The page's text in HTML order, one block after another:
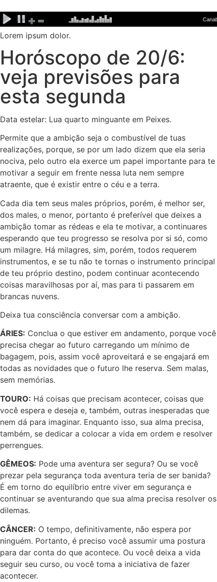
para
o
conteúdo
Lorem ipsum dolor.
Horóscopo de 20/6:
veja previsões para
esta segunda
Data estelar: Lua quarto minguante em Peixes.
Permite que a ambição seja o combustível de tuas
realizações, porque, se por um lado dizem que ela seria
nociva, pelo outro ela exerce um papel importante para te
motivar a seguir em frente nessa luta nem sempre
atraente, que é existir entre o céu e a terra.
Cada dia tem seus males próprios, porém, é melhor ser,
dos males, o menor, portanto é preferível que deixes a
ambição tomar as rédeas e ela te motivar, a continuares
esperando que teu progresso se resolva por si só, como
um milagre. Há milagres, sim, porém, todos requerem
instrumentos, e se tu não te tornas o instrumento principal
de teu próprio destino, podem continuar acontecendo
coisas maravilhosas por aí, mas para ti passarem em
brancas nuvens.
Deixa tua consciência conversar com a ambição.
ÁRIES: Conclua o que estiver em andamento, porque você
precisa chegar ao futuro carregando um mínimo de
bagagem, pois, assim você aproveitará e se engajará em
todas as novidades que o futuro lhe reserva. Sem malas,
sem memórias.
TOURO: Há coisas que precisam acontecer, coisas que
você espera e deseja e, também, outras inesperadas que
nem dá para imaginar. Enquanto isso, sua alma precisa,
também, se dedicar a colocar a vida em ordem e resolver
perrengues.
GÊMEOS: Pode uma aventura ser segura? Ou se você
prezar pela segurança toda aventura teria de ser banida?
É em torno do equilíbrio entre viver em segurança e
continuar se aventurando que sua alma precisa resolver os
dilemas.
CÂNCER: O tempo, definitivamente, não espera por
ninguém. Portanto, é preciso você assumir uma postura
para dar conta do que acontece. Ou você deixa a vida
seguir seu curso, ou você toma a iniciativa de fazer
acontecer.